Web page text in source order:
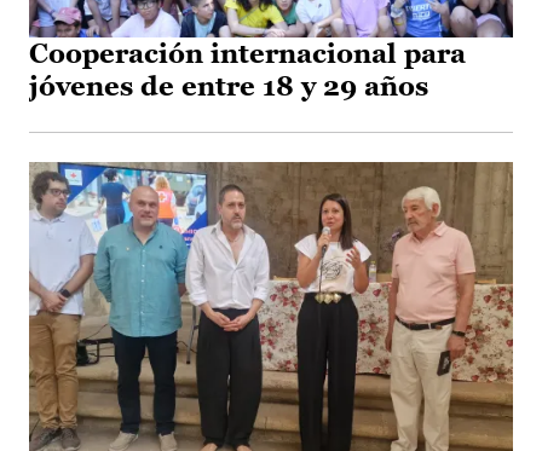
Cooperación internacional para
jóvenes de entre 18 y 29 años